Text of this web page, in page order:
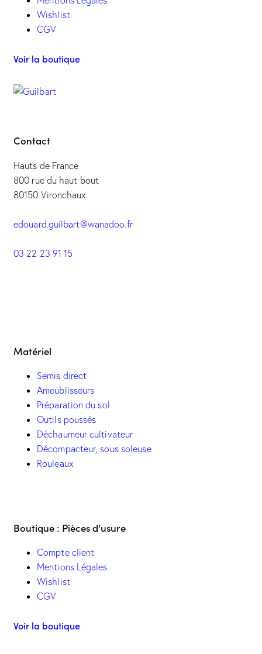
Wishlist
CGV
Voir la boutique
Contact
Hauts de France
800 rue du haut bout
80150 Vironchaux
edouard.guilbart@wanadoo.fr
03 22 23 91 15
Matériel
Semis direct
Ameublisseurs
Préparation du sol
Outils poussés
Déchaumeur cultivateur
Décompacteur, sous soleuse
Rouleaux
Boutique : Pièces d'usure
Compte client
Mentions Légales
Wishlist
CGV
Voir la boutique